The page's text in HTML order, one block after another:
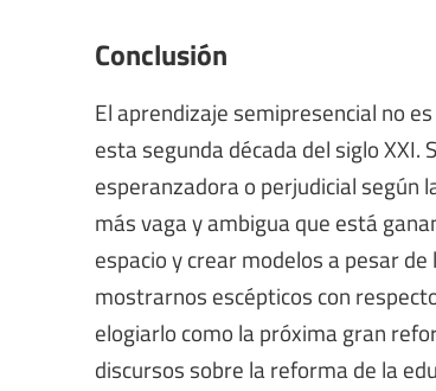
Conclusión
El aprendizaje semipresencial no
esta segunda década del siglo
esperanzadora o perjudicial según
más vaga y ambigua que está
espacio y crear modelos a pesar
mostrarnos escépticos con
elogiarlo como la próxima gran
discursos sobre la reforma de la